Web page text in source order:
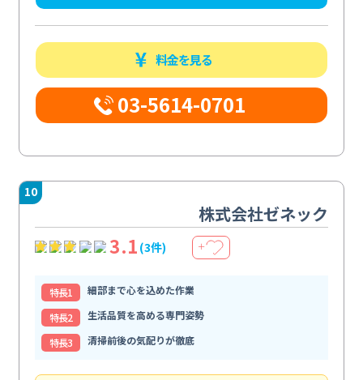
料金を見る
03-5614-0701
10
株式会社ゼネック
3.1 (3件) ＋
特⻑1
細部まで心を込めた作業
特⻑2
生活品質を高める専門姿勢
特⻑3
清掃前後の気配りが徹底